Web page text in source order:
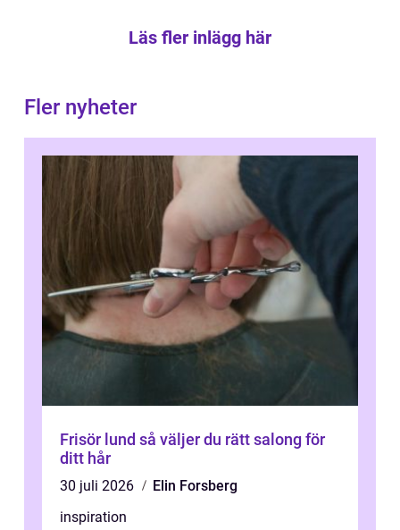
Läs fler inlägg här
Fler nyheter
Frisör lund så väljer du rätt salong för
ditt hår
30 juli 2026
Elin Forsberg
inspiration